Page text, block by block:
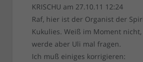
KRISCHU am 27.10.11 12:24
Raf, hier ist der Organist der
Kukulies. Weiß im Moment
werde aber Uli mal fragen.
Ich muß einiges korrigieren: